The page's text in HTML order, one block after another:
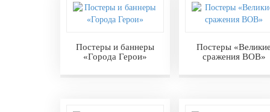
Постеры и баннеры
«Города Герои»
Постеры «Великие
сражения ВОВ»